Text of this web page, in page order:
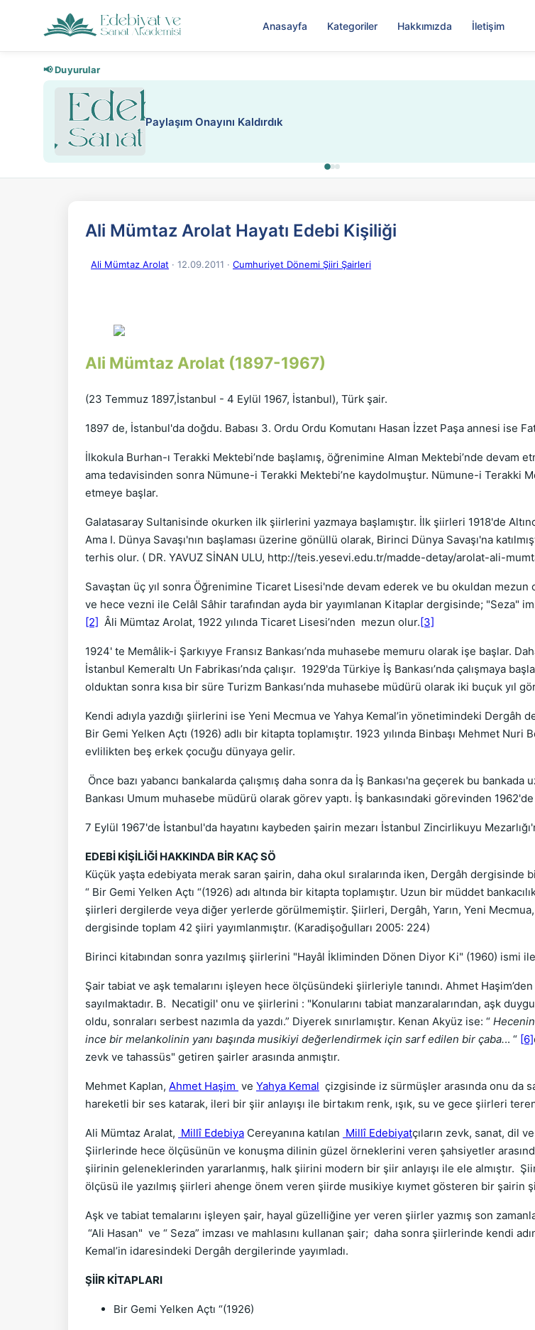
Anasayfa Kategoriler Hakkımızda İletişim
📢 Duyurular
Nadir içeriklere kısıtlama ve kredi sistemi getirildi
Ali Mümtaz Arolat Hayatı Edebi Kişiliği
Ali Mümtaz Arolat · 12.09.2011 · Cumhuriyet Dönemi Şiiri Şairleri
Ali Mümtaz Arolat (1897-1967)
(23 Temmuz 1897,İstanbul - 4 Eylül 1967, İstanbul), Türk şair.
1897 de, İstanbul'da doğdu. Babası 3. Ordu Ordu Komutanı Hasan İzzet Paşa annesi ise
İlkokula Burhan-ı Terakki Mektebi’nde başlamış, öğrenimine Alman Mektebi’nde devam
ama tedavisinden sonra Nümune-i Terakki Mektebi’ne kaydolmuştur. Nümune-i Terakki
etmeye başlar.
Galatasaray Sultanisinde okurken ilk şiirlerini yazmaya başlamıştır. İlk şiirleri 1918'de
Ama I. Dünya Savaşı'nın başlaması üzerine gönüllü olarak, Birinci Dünya Savaşı'na
terhis olur. ( DR. YAVUZ SİNAN ULU, http://teis.yesevi.edu.tr/madde-detay/arolat-ali-
Savaştan üç yıl sonra Öğrenimine Ticaret Lisesi'nde devam ederek ve bu okuldan mezun
ve hece vezni ile Celâl Sâhir tarafından ayda bir yayımlanan Kitaplar dergisinde; "Seza"
[2] Âli Mümtaz Arolat, 1922 yılında Ticaret Lisesi’nden mezun olur.[3]
1924' te Memâlik-i Şarkıyye Fransız Bankası’nda muhasebe memuru olarak işe başlar.
İstanbul Kemeraltı Un Fabrikası’nda çalışır. 1929'da Türkiye İş Bankası’nda çalışmaya
olduktan sonra kısa bir süre Turizm Bankası’nda muhasebe müdürü olarak iki buçuk yıl
Kendi adıyla yazdığı şiirlerini ise Yeni Mecmua ve Yahya Kemal’in yönetimindeki Dergâh
Bir Gemi Yelken Açtı (1926) adlı bir kitapta toplamıştır. 1923 yılında Binbaşı Mehmet Nuri
evlilikten beş erkek çocuğu dünyaya gelir.
Önce bazı yabancı bankalarda çalışmış daha sonra da İş Bankası'na geçerek bu bankada
Bankası Umum muhasebe müdürü olarak görev yaptı. İş bankasındaki görevinden
7 Eylül 1967'de İstanbul'da hayatını kaybeden şairin mezarı İstanbul Zincirlikuyu
EDEBİ KİŞİLİĞİ HAKKINDA BİR KAÇ SÖ
Küçük yaşta edebiyata merak saran şairin, daha okul sıralarında iken, Dergâh dergisinde
“ Bir Gemi Yelken Açtı “(1926) adı altında bir kitapta toplamıştır. Uzun bir müddet
şiirleri dergilerde veya diğer yerlerde görülmemiştir. Şiirleri, Dergâh, Yarın, Yeni Mecmua,
dergisinde toplam 42 şiiri yayımlanmıştır. (Karadişoğulları 2005: 224)
Birinci kitabından sonra yazılmış şiirlerini "Hayâl İkliminden Dönen Diyor Ki" (1960) ismi
Şair tabiat ve aşk temalarını işleyen hece ölçüsündeki şiirleriyle tanındı. Ahmet
sayılmaktadır. B. Necatigil' onu ve şiirlerini : "Konularını tabiat manzaralarından, aşk
oldu, sonraları serbest nazımla da yazdı.” Diyerek sınırlamıştır. Kenan Akyüz ise: “
ince bir melankolinin yanı başında musikiyi değerlendirmek için sarf edilen bir çaba... “ [6]
zevk ve tahassüs" getiren şairler arasında anmıştır.
Mehmet Kaplan, Ahmet Haşim ve Yahya Kemal çizgisinde iz sürmüşler arasında onu da
hareketli bir ses katarak, ileri bir şiir anlayışı ile birtakım renk, ışık, su ve gece şiirleri
Ali Mümtaz Aralat, Millî Edebiya Cereyanına katılan Millî Edebiyatçıların zevk, sanat, dil
Şiirlerinde hece ölçüsünün ve konuşma dilinin güzel örneklerini veren şahsiyetler
şiirinin geleneklerinden yararlanmış, halk şiirini modern bir şiir anlayışı ile ele almıştır.
ölçüsü ile yazılmış şiirleri ahenge önem veren şiirde musikiye kıymet gösteren bir şairin
Aşk ve tabiat temalarını işleyen şair, hayal güzelliğine yer veren şiirler yazmış son
“Ali Hasan" ve “ Seza” imzası ve mahlasını kullanan şair; daha sonra şiirlerinde kendi
Kemal’in idaresindeki Dergâh dergilerinde yayımladı.
ŞİİR KİTAPLARI
Bir Gemi Yelken Açtı “(1926)